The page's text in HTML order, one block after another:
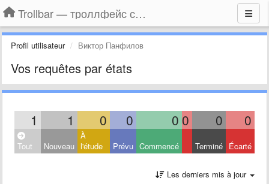
Trollbar — троллфейс смайлы для Контакта, Фейсбука, Одноклассников
Profil utilisateur Виктор Панфилов
Vos requêtes par états
1 1 0 0 0 0 0 0
Tout Nouveau
À
l'étude
Prévu Commencé Terminé Écarté
Les derniers mis à jour